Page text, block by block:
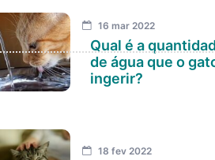
16 mar 2022
Qual é a
de água que o
ingerir?
18 fev 2022